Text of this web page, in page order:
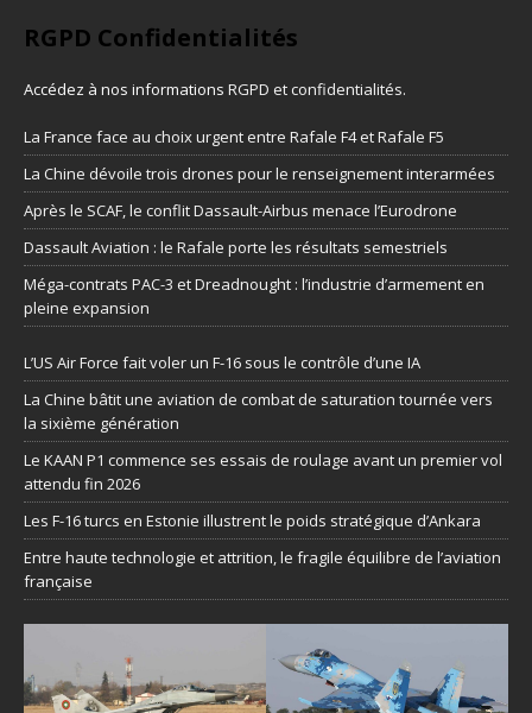
RGPD Confidentialités
Accédez à nos informations RGPD et confidentialités.
La France face au choix urgent entre Rafale F4 et Rafale F5
La Chine dévoile trois drones pour le renseignement interarmées
Après le SCAF, le conflit Dassault-Airbus menace l’Eurodrone
Dassault Aviation : le Rafale porte les résultats semestriels
Méga-contrats PAC-3 et Dreadnought : l’industrie d’armement en
pleine expansion
L’US Air Force fait voler un F-16 sous le contrôle d’une IA
La Chine bâtit une aviation de combat de saturation tournée vers
la sixième génération
Le KAAN P1 commence ses essais de roulage avant un premier vol
attendu fin 2026
Les F-16 turcs en Estonie illustrent le poids stratégique d’Ankara
Entre haute technologie et attrition, le fragile équilibre de l’aviation
française